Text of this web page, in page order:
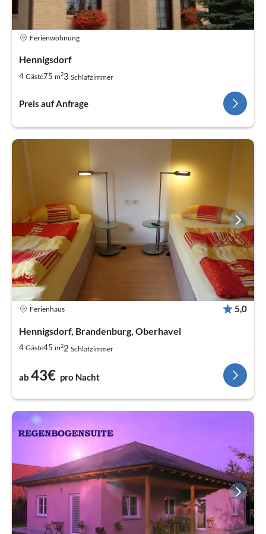
Ferienwohnung
Hennigsdorf
4 Gäste75 m23 Schlafzimmer
Preis auf Anfrage
Ferienhaus 5,0
Hennigsdorf, Brandenburg, Oberhavel
4 Gäste45 m22 Schlafzimmer
ab 43€ pro Nacht